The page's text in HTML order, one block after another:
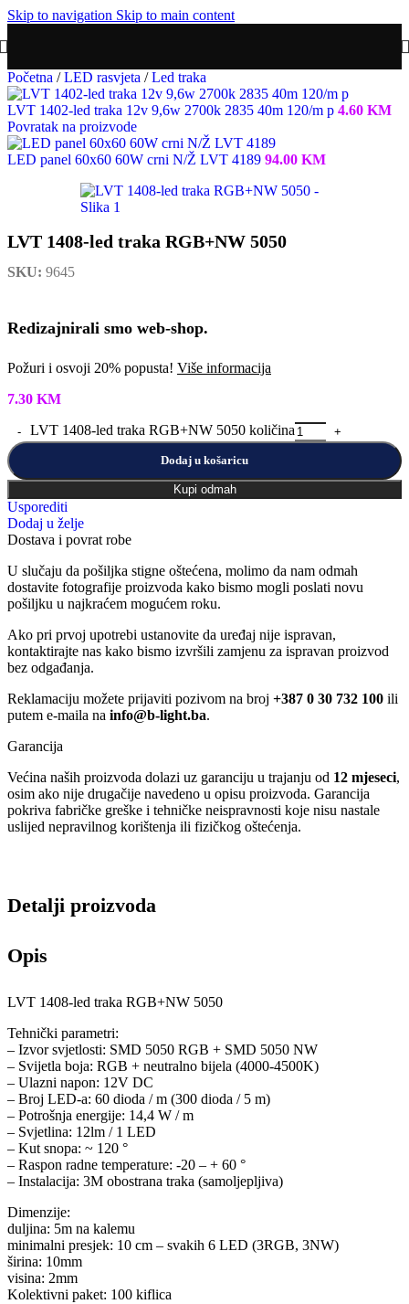
Skip to navigation Skip to main content
Početna / LED rasvjeta / Led traka
LVT 1402-led traka 12v 9,6w 2700k 2835 40m 120/m p 4.60 KM
Povratak na proizvode
LED panel 60x60 60W crni N/Ž LVT 4189 94.00 KM
LVT 1408-led traka RGB+NW 5050
SKU: 9645
Redizajnirali smo web-shop.
Požuri i osvoji 20% popusta! Više informacija
7.30 KM
LVT 1408-led traka RGB+NW 5050 količina
Dodaj u košaricu
Kupi odmah
Usporediti
Dodaj u želje
Dostava i povrat robe
U slučaju da pošiljka stigne oštećena, molimo da nam odmah
dostavite fotografije proizvoda kako bismo mogli poslati novu
pošiljku u najkraćem mogućem roku.
Ako pri prvoj upotrebi ustanovite da uređaj nije ispravan,
kontaktirajte nas kako bismo izvršili zamjenu za ispravan proizvod
bez odgađanja.
Reklamaciju možete prijaviti pozivom na broj +387 0 30 732 100 ili
putem e-maila na info@b-light.ba.
Garancija
Većina naših proizvoda dolazi uz garanciju u trajanju od 12 mjeseci,
osim ako nije drugačije navedeno u opisu proizvoda. Garancija
pokriva fabričke greške i tehničke neispravnosti koje nisu nastale
uslijed nepravilnog korištenja ili fizičkog oštećenja.
Detalji proizvoda
Opis
LVT 1408-led traka RGB+NW 5050
Tehnički parametri:
– Izvor svjetlosti: SMD 5050 RGB + SMD 5050 NW
– Svijetla boja: RGB + neutralno bijela (4000-4500K)
– Ulazni napon: 12V DC
– Broj LED-a: 60 dioda / m (300 dioda / 5 m)
– Potrošnja energije: 14,4 W / m
– Svjetlina: 12lm / 1 LED
– Kut snopa: ~ 120 °
– Raspon radne temperature: -20 – + 60 °
– Instalacija: 3M obostrana traka (samoljepljiva)
Dimenzije:
duljina: 5m na kalemu
minimalni presjek: 10 cm – svakih 6 LED (3RGB, 3NW)
širina: 10mm
visina: 2mm
Kolektivni paket: 100 kiflica